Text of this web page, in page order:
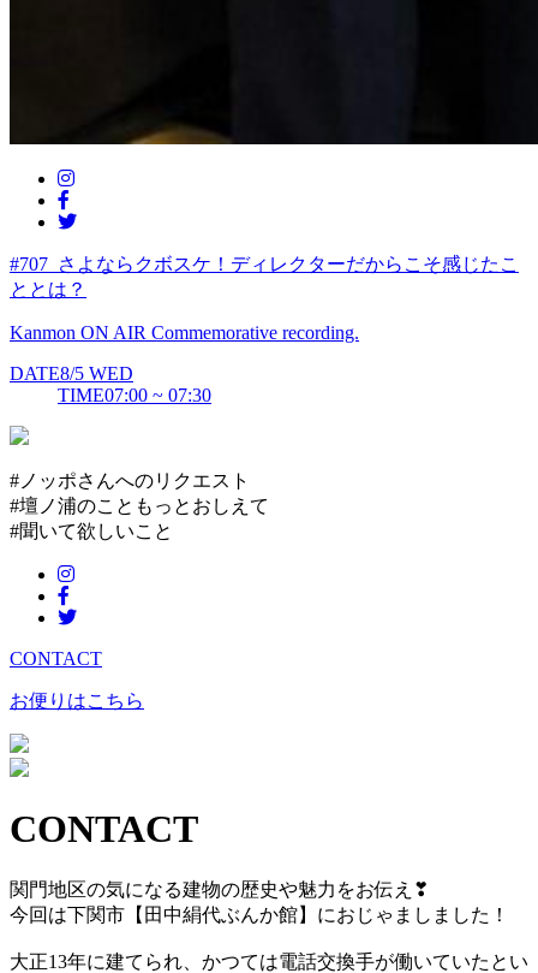
#707_さよならクボスケ！ディレクターだからこそ感じたこ
ととは？
Kanmon ON AIR Commemorative recording.
DATE8/5 WED
TIME07:00 ~ 07:30
#ノッポさんへのリクエスト
#壇ノ浦のこともっとおしえて
#聞いて欲しいこと
CONTACT
お便りはこちら
CONTACT
関門地区の気になる建物の歴史や魅力をお伝え ❣
今回は下関市【田中絹代ぶんか館】におじゃましました！
大正13年に建てられ、かつては電話交換手が働いていたとい